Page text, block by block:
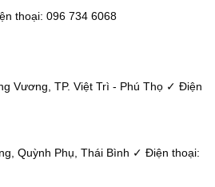
thoại: 096 734 6068
Vương, TP. Việt Trì - Phú Thọ ✓ Điện
Quỳnh Phụ, Thái Bình ✓ Điện thoại: